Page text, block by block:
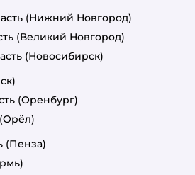
(Нижний Новгород)
(Великий Новгород)
(Новосибирск)
(Оренбург)
(Орёл)
(Пенза)